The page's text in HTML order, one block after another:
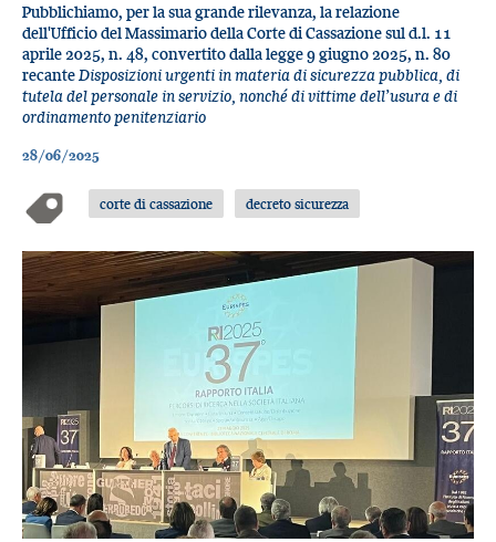
Pubblichiamo, per la sua grande rilevanza, la relazione
dell'Ufficio del Massimario della Corte di Cassazione sul d.l. 11
aprile 2025, n. 48, convertito dalla legge 9 giugno 2025, n. 80
recanteDisposizioni urgenti in materia di sicurezza pubblica, di
tutela del personale in servizio, nonché di vittime dell’usura e di
ordinamento penitenziario
28/06/2025
corte di cassazione decreto sicurezza